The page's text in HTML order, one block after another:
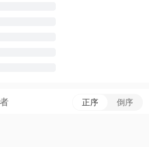
正序 倒序